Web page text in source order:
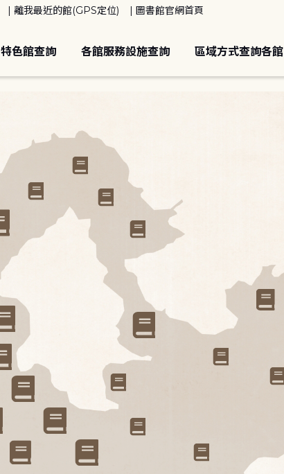
離我最近的館(GPS定位) 圖書館官網首頁
特色館查詢 各館服務設施查詢 區域方式查詢各館